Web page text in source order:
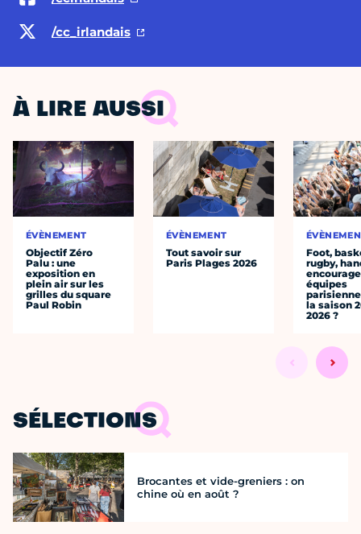
/cc_irlandais
À LIRE AUSSI
ÉVÈNEMENT
Objectif Zéro
Palu : une
exposition en
plein air sur les
grilles du square
Paul Robin
ÉVÈNEMENT
Tout savoir sur
Paris Plages 2026
Foot,
rugby,
équipes
la saison
2026 ?
SÉLECTIONS
Brocantes et vide-greniers : on
chine où en août ?